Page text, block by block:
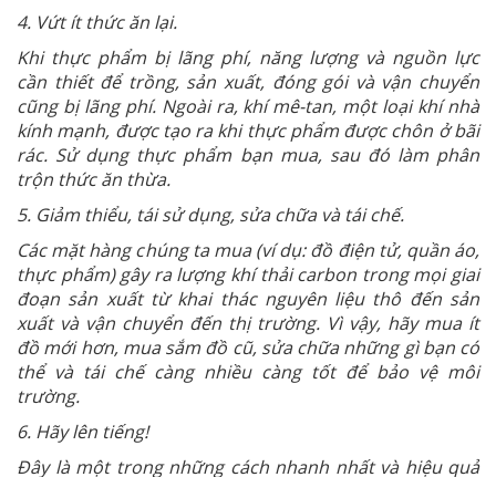
4. Vứt ít thức ăn lại.
Khi thực phẩm bị lãng phí, năng lượng và nguồn lực
cần thiết để trồng, sản xuất, đóng gói và vận chuyển
cũng bị lãng phí. Ngoài ra, khí mê-tan, một loại khí nhà
kính mạnh, được tạo ra khi thực phẩm được chôn ở bãi
rác. Sử dụng thực phẩm bạn mua, sau đó làm phân
trộn thức ăn thừa.
5. Giảm thiểu, tái sử dụng, sửa chữa và tái chế.
Các mặt hàng chúng ta mua (ví dụ: đồ điện tử, quần áo,
thực phẩm) gây ra lượng khí thải carbon trong mọi giai
đoạn sản xuất từ khai thác nguyên liệu thô đến sản
xuất và vận chuyển đến thị trường. Vì vậy, hãy mua ít
đồ mới hơn, mua sắm đồ cũ, sửa chữa những gì bạn có
thể và tái chế càng nhiều càng tốt để bảo vệ môi
trường.
6. Hãy lên tiếng!
Đây là một trong những cách nhanh nhất và hiệu quả